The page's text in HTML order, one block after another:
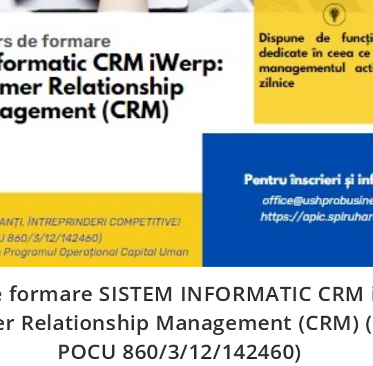
formare SISTEM INFORMATIC
Relationship Management (CRM)
POCU 860/3/12/142460)